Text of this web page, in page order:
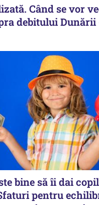
Când se vor
debitului Dunării
bine să îi dai
pentru